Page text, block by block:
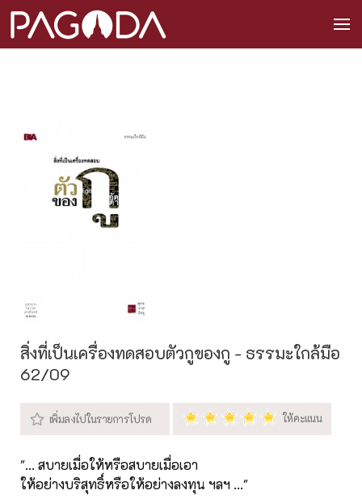
สิ่งที่เป็นเครื่องทดสอบตัวกูของกู - ธรรมะใกล้มือ
62/09
"... สบายเมื่อให้หรือสบายเมื่อเอา
ให้อย่างบริสุทธิ์หรือให้อย่างลงทุน ฯลฯ ..."